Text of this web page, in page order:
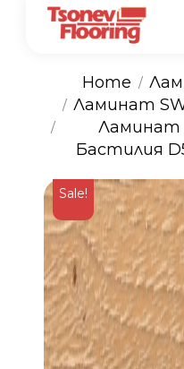
Home
Ламинат
Ламинат
Бастилия
Sale!